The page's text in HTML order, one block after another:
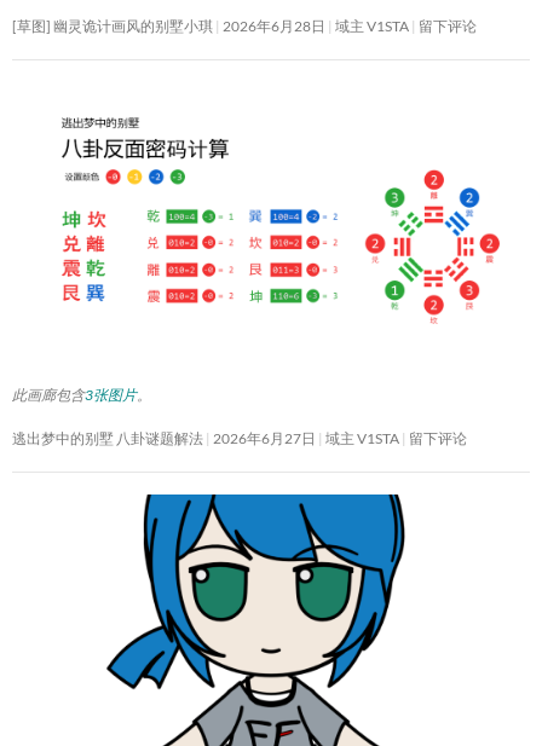
[草图] 幽灵诡计画风的别墅小琪 2026年6月28日 域主 V1STA 留下评论
此画廊包含3张图片。
逃出梦中的别墅 八卦谜题解法 2026年6月27日 域主 V1STA 留下评论